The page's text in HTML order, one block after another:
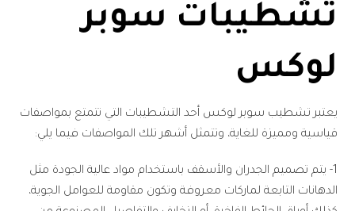
تشطيبات سوبر
لوكس
يعتبر تشطيب سوبر لوكس أحد التشطيبات التي تتمتع بمواصفات
قياسية ومميزة للغاية، وتتمثل أشهر تلك المواصفات فيما يلي:
1- يتم تصميم الجدران والأسقف باستخدام مواد عالية الجودة مثل
الدهانات التابعة لماركات معروفة وتكون مقاومة للعوامل الجوية،